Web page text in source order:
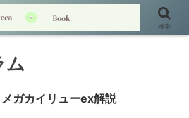
ム
メガカイリューex解説
検索